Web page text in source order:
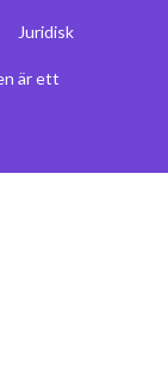
är ett
Juridisk